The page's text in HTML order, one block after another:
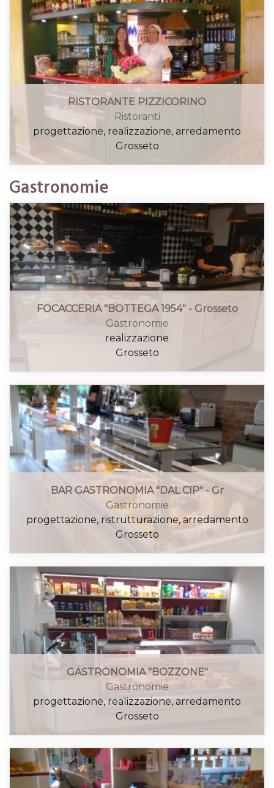
RISTORANTE PIZZICORINO
Ristoranti
progettazione, realizzazione, arredamento
Grosseto
Gastronomie
FOCACCERIA "BOTTEGA 1954" - Grosseto
Gastronomie
realizzazione
Grosseto
BAR GASTRONOMIA "DAL CIP" - Gr
Gastronomie
progettazione, ristrutturazione, arredamento
Grosseto
GASTRONOMIA "BOZZONE"
Gastronomie
progettazione, realizzazione, arredamento
Grosseto